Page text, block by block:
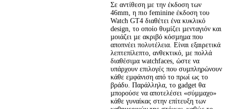
Σε αντίθεση µε την έκδοση των
46mm, η πιο feminine έκδοση του
Watch GT4 διαθέτει ένα κυκλικό
design, το οποίο θυµίζει µενταγιόν και
µοιάζει µε ακριβό κόσµηµα που
αποπνέει πολυτέλεια. Είναι εξαιρετικά
λεπτεπίλεπτο, ανθεκτικό, µε πολλά
διαθέσιµα watchfaces, ώστε να
υπάρχουν επιλογές που συµπληρώνουν
κάθε εµφάνιση από το πρωί ως το
βράδυ. Παράλληλα, το gadget θα
µπορούσε να αποτελέσει «σύµµαχο»
κάθε γυναίκας στην επίτευξη των